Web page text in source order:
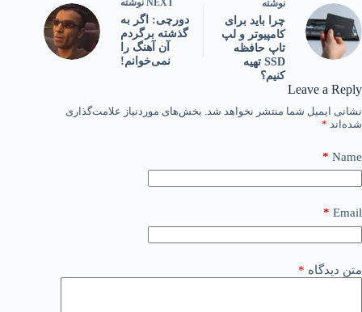
نوشته
چرا باید برای
کامپیوتر و لپ
تاپ حافظه
SSD تهیه
کنیم؟
NEXT نوشته
دورچی: اگر به
گذشته برگردم
آن آهنگ را
نمی‌خوانم!
Leave a Reply
نشانی ایمیل شما منتشر نخواهد شد. بخش‌های موردنیاز علامت‌گذاری
شده‌اند *
Name
*
Email
*
متن دیدگاه *